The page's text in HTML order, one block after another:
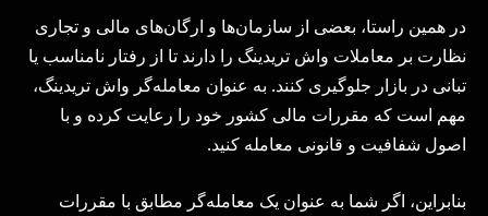
در همین راستا، بعضی از سازمان‌ها و ارگان‌های مالی و تجاری
نظارت بر معاملات واش تریدینگ را دارند تا از رفتار نامناسب یا
تبانی در بازار جلوگیری کنند. به عنوان معامله‌گر واش تریدینگ،
مهم است که مقررات مالی کشور خود را رعایت کرده و با
اصول شفافیت و قانونی معامله کنید.
بنابراین، اگر شما به عنوان یک معامله‌گر مطابق با مقررات